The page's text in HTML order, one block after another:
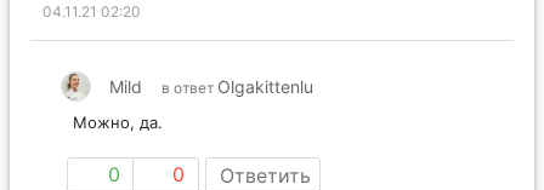
04.11.21 02:20
Mild в ответ Olgakittenlu
Можно, да.
0 0 Ответить